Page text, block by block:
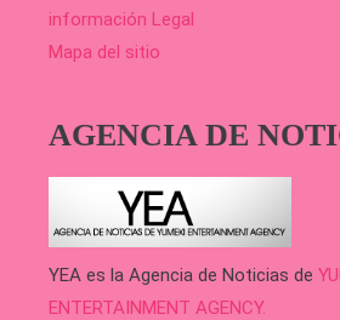
información Legal
Mapa del sitio
AGENCIA DE
YEA es la Agencia de Noticias de
ENTERTAINMENT AGENCY.